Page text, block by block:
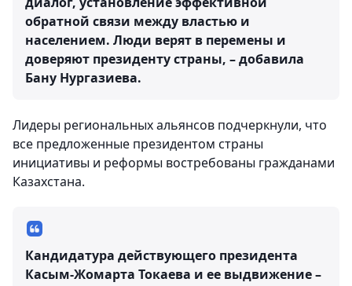
обратной связи между властью и
населением. Люди верят в перемены и
доверяют президенту страны, – добавила
Бану Нургазиева.
Лидеры региональных альянсов подчеркнули, что
все предложенные президентом страны
инициативы и реформы востребованы гражданами
Казахстана.
Кандидатура действующего президента
Касым-Жомарта Токаева и ее выдвижение –